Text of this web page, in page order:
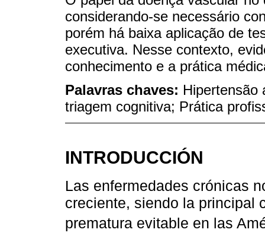
considerando-se necessário
porém há baixa aplicação de
executiva. Nesse contexto,
conhecimento e a prática
Palavras chaves: Hipertensão
triagem cognitiva; Prática
INTRODUCCIÓN
Las enfermedades crónicas
creciente, siendo la principal
prematura evitable en las